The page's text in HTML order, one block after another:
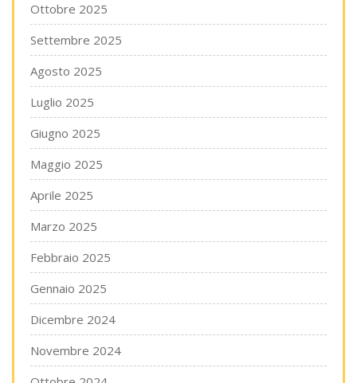
Ottobre 2025
Settembre 2025
Agosto 2025
Luglio 2025
Giugno 2025
Maggio 2025
Aprile 2025
Marzo 2025
Febbraio 2025
Gennaio 2025
Dicembre 2024
Novembre 2024